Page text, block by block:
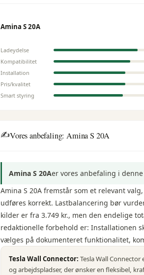
Amina S 20A
Ladeydelse
Kompatibilitet
Installation
Pris/kvalitet
Smart styring
✍️Vores anbefaling: Amina S 20A
Amina S 20Aer vores anbefaling i
Amina S 20A fremstår som et relevant
udføres korrekt. Lastbalancering bør
kilder er fra 3.749 kr., men den endelige
redaktionelle forbehold er: Installationen
vælges på dokumenteret funktionalitet,
Tesla Wall Connector: Tesla Wall
og arbejdspladser, der ønsker en fleksibel,